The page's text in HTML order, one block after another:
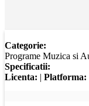
Categorie:
Programe Muzica si
Specificatii:
Licenta: | Platforma: